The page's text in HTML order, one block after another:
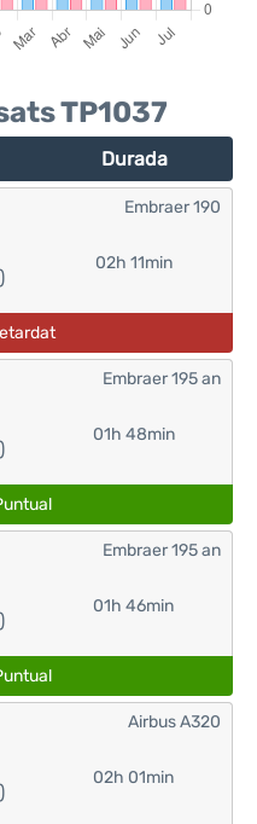
TP1037
Durada
02h 11min
Embraer 190
01h 48min
Embraer 195 an
01h 46min
Embraer 195 an
02h 01min
Airbus A320